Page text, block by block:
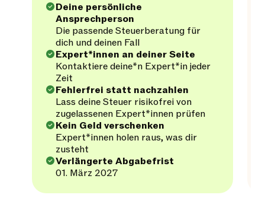
Deine persönliche
Ansprechperson
Die passende Steuerberatung für
dich und deinen Fall
Expert*innen an deiner Seite
Kontaktiere deine*n Expert*in jeder
Zeit
Fehlerfrei statt nachzahlen
Lass deine Steuer risikofrei von
zugelassenen Expert*innen prüfen
Kein Geld verschenken
Expert*innen holen raus, was dir
zusteht
Verlängerte Abgabefrist
01. März 2027